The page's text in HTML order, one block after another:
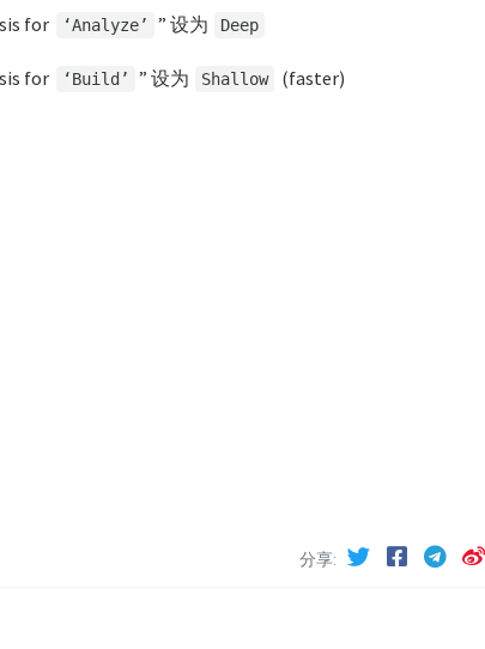
for ‘Analyze’ ” 设为 Deep
for ‘Build’ ” 设为 Shallow (faster)
分享